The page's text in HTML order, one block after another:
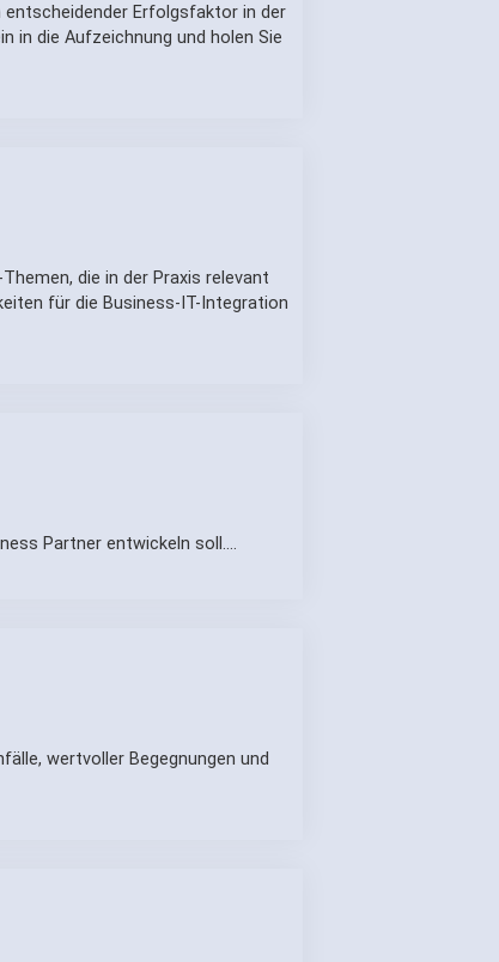
Erfolgsfaktor in der
in die Aufzeichnung und holen Sie
die in der Praxis relevant
für die Business-IT-Integration
Partner entwickeln soll.…
wertvoller Begegnungen und